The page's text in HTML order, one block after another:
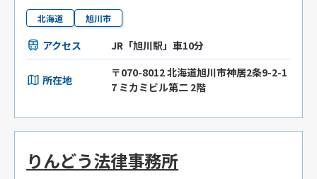
北海道 旭川市
アクセス JR「旭川駅」車10分
所在地
〒070-8012 北海道旭川市神居2条9-2-1
7 ミカミビル第二 2階
りんどう法律事務所